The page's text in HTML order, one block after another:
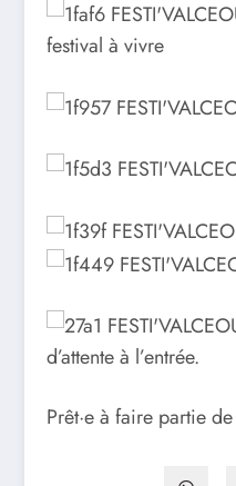
festival à vivre
d’attente à l’entrée.
Prêt·e à faire partie de